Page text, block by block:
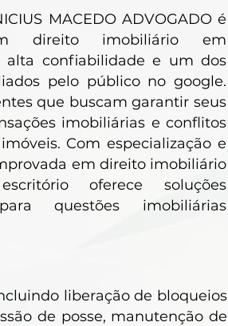
MACEDO ADVOGADO é
direito imobiliário em
alta confiabilidade e um dos
pelo público no google.
que buscam garantir seus
imobiliárias e conflitos
Com especialização e
em direito imobiliário
oferece soluções
questões imobiliárias
liberação de bloqueios
de posse, manutenção de